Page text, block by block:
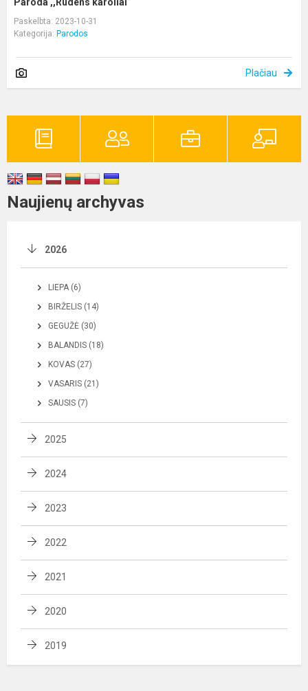
Paskelbta: 2023-10-31
Kategorija: Parodos
Plačiau
Naujienų archyvas
2026
LIEPA (6)
BIRŽELIS (14)
GEGUŽĖ (30)
BALANDIS (18)
KOVAS (27)
VASARIS (21)
SAUSIS (7)
2025
2024
2023
2022
2021
2020
2019